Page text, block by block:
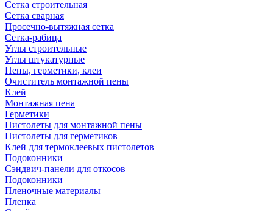
Сетка строительная
Сетка сварная
Просечно-вытяжная сетка
Сетка-рабица
Углы строительные
Углы штукатурные
Пены, герметики, клеи
Очиститель монтажной пены
Клей
Монтажная пена
Герметики
Пистолеты для монтажной пены
Пистолеты для герметиков
Клей для термоклеевых пистолетов
Подоконники
Сэндвич-панели для откосов
Подоконники
Пленочные материалы
Пленка